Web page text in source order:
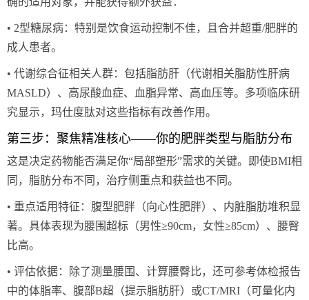
• 2型糖尿病：特别是饮食运动控制不佳，且合并超重/肥胖的
成人患者。
• 代谢综合征相关人群：包括脂肪肝（代谢相关脂肪性肝病
MASLD）、高尿酸血症、血脂异常、高血压等。多项临床研
究显示，玛仕度肽对这些指标有改善作用。
第三步：聚焦精准核心——你的肥胖类型与脂肪分布
这是决定药物能否满足你“局部塑形”需求的关键。即使BMI相
同，脂肪分布不同，治疗侧重点和获益也不同。
• 重点适用特征：腹型肥胖（向心性肥胖）、内脏脂肪堆积显
著。具体表现为腰围超标（男性≥90cm，女性≥85cm）、腰臀
比高。
• 评估依据：除了测量腰围、计算腰臀比，还可参考体检报告
中的体脂率、腹部B超（提示脂肪肝）或CT/MRI（可量化内